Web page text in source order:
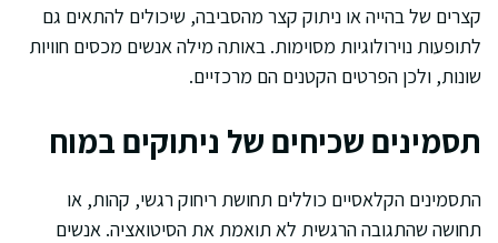
קצרים של בהייה או ניתוק קצר מהסביבה, שיכולים להתאים גם
לתופעות נוירולוגיות מסוימות. באותה מילה אנשים מכסים חוויות
שונות, ולכן הפרטים הקטנים הם מרכזיים.
תסמינים שכיחים של ניתוקים במוח
התסמינים הקלאסיים כוללים תחושת ריחוק רגשי, קהות, או
תחושה שהתגובה הרגשית לא תואמת את הסיטואציה. אנשים